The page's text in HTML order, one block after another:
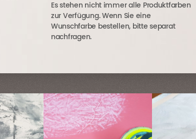
Es stehen nicht immer alle Produktfarben
zur Verfügung. Wenn Sie eine
Wunschfarbe bestellen, bitte separat
nachfragen.